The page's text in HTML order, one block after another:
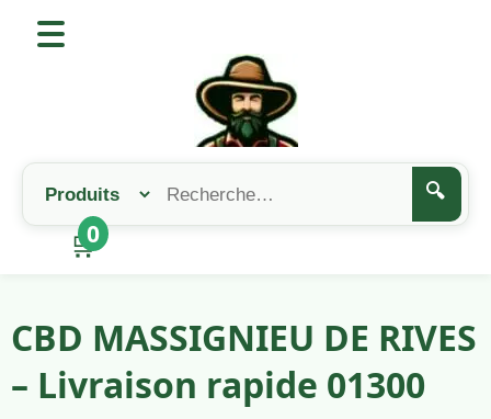
🔍
🛒
0
CBD MASSIGNIEU DE RIVES
– Livraison rapide 01300